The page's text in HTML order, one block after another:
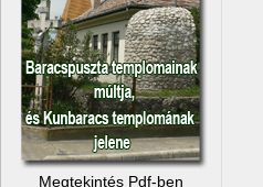
Megtekintés Pdf-ben